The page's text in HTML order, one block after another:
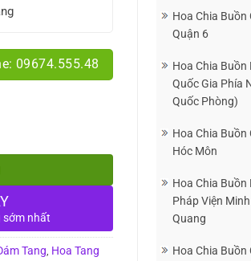
Hoa Chia Buồn
Quận 6
Hoa Chia Buồn
Quốc Gia Phía
Quốc Phòng)
Hoa Chia Buồn
Hóc Môn
Hoa Chia Buồn
Pháp Viện
Quang
Hoa Chia Buồn
09674.555.48
sớm nhất
Tang, Hoa Tang